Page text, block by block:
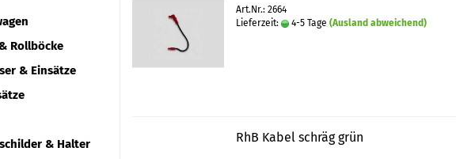
Rollböcke
& Einsätze
& Halter
Art.Nr.: 2664
Lieferzeit:
4-5 Tage (Ausland abweichend)
RhB Kabel schräg grün